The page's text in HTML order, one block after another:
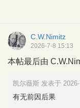
C.W.Nimitz
2026-7-8 15:13
本帖最后由
凯尔薇斯 发表于
有无前因后果